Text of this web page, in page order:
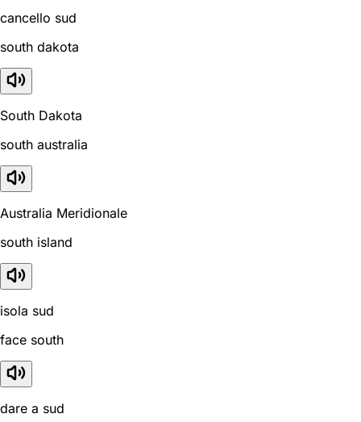
cancello sud
south dakota
South Dakota
south australia
Australia Meridionale
south island
isola sud
face south
dare a sud